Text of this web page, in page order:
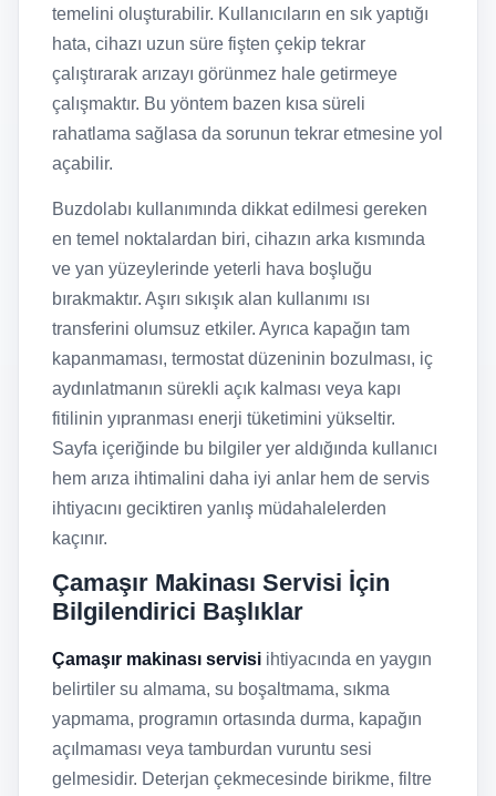
temelini oluşturabilir. Kullanıcıların en sık yaptığı
hata, cihazı uzun süre fişten çekip tekrar
çalıştırarak arızayı görünmez hale getirmeye
çalışmaktır. Bu yöntem bazen kısa süreli
rahatlama sağlasa da sorunun tekrar etmesine yol
açabilir.
Buzdolabı kullanımında dikkat edilmesi gereken
en temel noktalardan biri, cihazın arka kısmında
ve yan yüzeylerinde yeterli hava boşluğu
bırakmaktır. Aşırı sıkışık alan kullanımı ısı
transferini olumsuz etkiler. Ayrıca kapağın tam
kapanmaması, termostat düzeninin bozulması, iç
aydınlatmanın sürekli açık kalması veya kapı
fitilinin yıpranması enerji tüketimini yükseltir.
Sayfa içeriğinde bu bilgiler yer aldığında kullanıcı
hem arıza ihtimalini daha iyi anlar hem de servis
ihtiyacını geciktiren yanlış müdahalelerden
kaçınır.
Çamaşır Makinası Servisi İçin
Bilgilendirici Başlıklar
Çamaşır makinası servisi ihtiyacında en yaygın
belirtiler su almama, su boşaltmama, sıkma
yapmama, programın ortasında durma, kapağın
açılmaması veya tamburdan vuruntu sesi
gelmesidir. Deterjan çekmecesinde birikme, filtre